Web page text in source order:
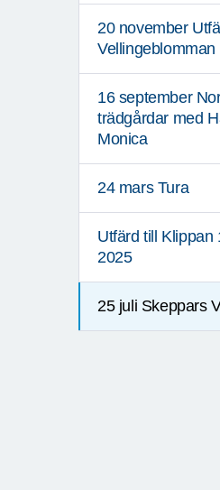
20 november
Vellingeblomman
16 september
trädgårdar med
Monica
24 mars Tura
Utfärd till Klippan
2025
25 juli Skeppars